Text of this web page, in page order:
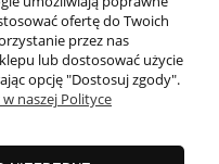
ofertę do Twoich
przez nas
lub dostosować użycie
opcję "Dostosuj zgody".
naszej Polityce